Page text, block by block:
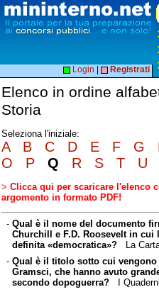
Login Registrati
Elenco in ordine
Storia
Seleziona l'iniziale:
A B C D E F G
O
P Q R S T U
> Clicca qui per scaricare l'elenco
argomento in formato PDF!
- Qual è il nome del documento
Churchill e F.D. Roosevelt in
definita «democratica»?La Carta
- Qual è il titolo sotto cui
Gramsci, che hanno avuto
secondo dopoguerra?I Quaderni